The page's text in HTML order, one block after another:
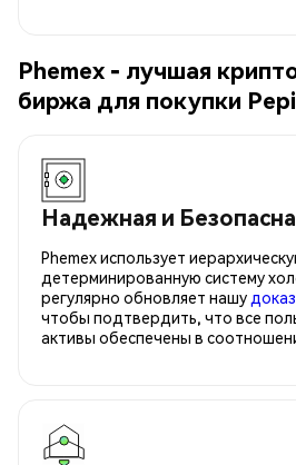
Phemex - лучшая
биржа для покупки
Надежная и
Phemex использует
детерминированную систему
регулярно обновляет нашу
чтобы подтвердить, что все
активы обеспечены в